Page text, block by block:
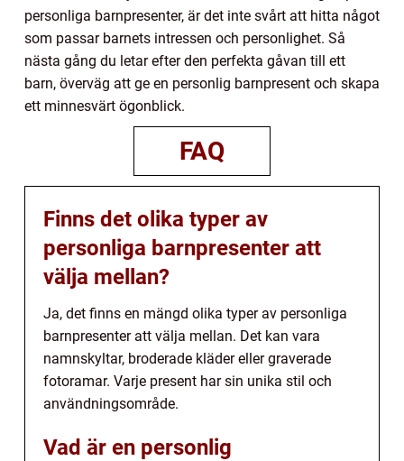
personliga barnpresenter, är det inte svårt att hitta något
som passar barnets intressen och personlighet. Så
nästa gång du letar efter den perfekta gåvan till ett
barn, överväg att ge en personlig barnpresent och skapa
ett minnesvärt ögonblick.
FAQ
Finns det olika typer av
personliga barnpresenter att
välja mellan?
Ja, det finns en mängd olika typer av personliga
barnpresenter att välja mellan. Det kan vara
namnskyltar, broderade kläder eller graverade
fotoramar. Varje present har sin unika stil och
användningsområde.
Vad är en personlig